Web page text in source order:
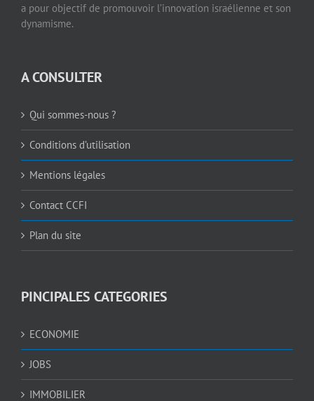
a pour objectif de promouvoir l’innovation israélienne et son
dynamisme.
A CONSULTER
Qui sommes-nous ?
Conditions d’utilisation
Mentions légales
Contact CCFI
Plan du site
PINCIPALES CATEGORIES
ECONOMIE
JOBS
IMMOBILIER